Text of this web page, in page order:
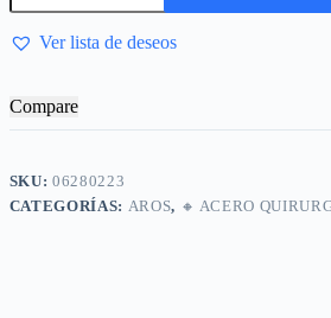
Ver lista de deseos
Compare
SKU:06280223
CATEGORÍAS: AROS, 🔸​ ACERO